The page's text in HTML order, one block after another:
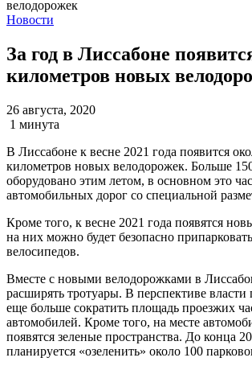
Новости
За год в Лиссабоне
километров новых
26 августа, 2020
1 минута
В Лиссабоне к весне 2021 года появится
километров новых велодорожек. Больше
оборудовано этим летом, в основном это
автомобильных дорог со специальной
Кроме того, к весне 2021 года появятся
на них можно будет безопасно
велосипедов.
Вместе с новыми велодорожками в
расширять тротуары. В перспективе
еще больше сократить площадь проезжих
автомобилей. Кроме того, на месте
появятся зеленые пространства. До конца
планируется «озеленить» около 100